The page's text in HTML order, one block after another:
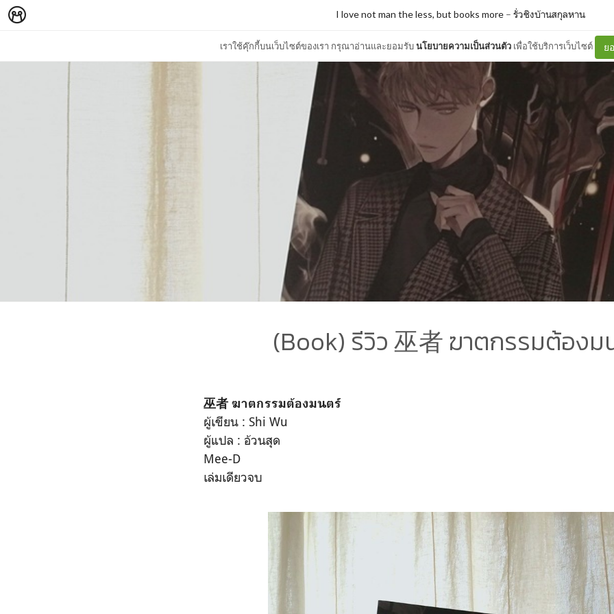
เราใช้คุ๊กกี้บนเว็บไซต์ของเรา กรุณาอ่านและยอมรับนโยบายความเป็นส่วนตัว เพื่อใช้บริการเว็บไซต์ ย
I love not man the less, but books more – รั่วชิงบ้านสกุลหาน
(Book) รีวิว 巫者 ฆาตกรรมต้อง
巫者 ฆาตกรรมต้องมนตร์
ผู้เขียน : Shi Wu
ผู้แปล : อ้วนสุด
Mee-D
เล่มเดียวจบ